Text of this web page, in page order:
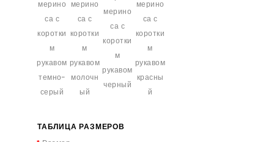
ТАБЛИЦА РАЗМЕРОВ